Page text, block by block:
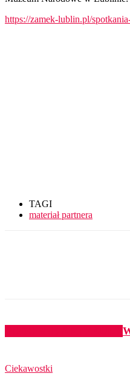
https://zamek-lublin.pl/
TAGI
materiał partnera
Ciekawostki